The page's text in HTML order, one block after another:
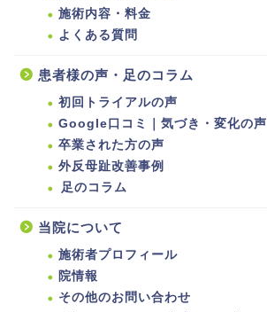
施術内容・料金
よくある質問
患者様の声・足のコラム
初回トライアルの声
Google口コミ｜気づき・変化の声
卒業された方の声
外反母趾改善事例
足のコラム
当院について
施術者プロフィール
院情報
その他のお問い合わせ